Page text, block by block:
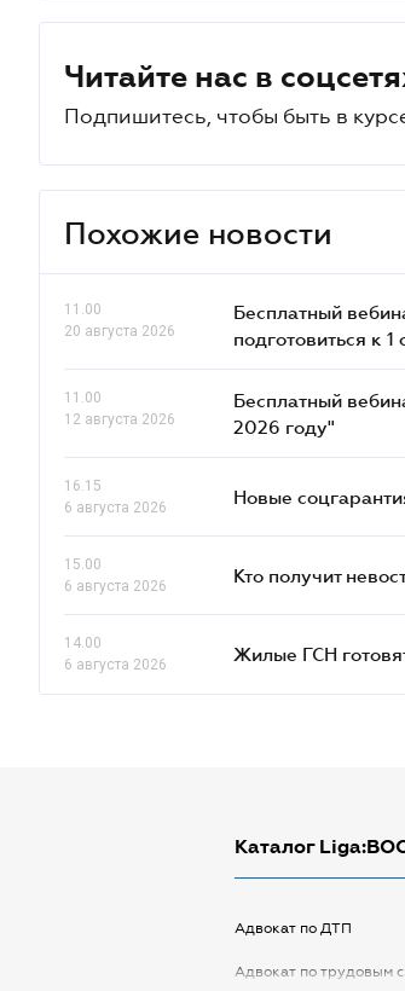
Читайте нас в
Подпишитесь, чтобы быть в
Похожие новости
11.00
20 августа 2026
Бесплатный
подготовиться к 1
11.00
12 августа 2026
Бесплатный
2026 году"
16.15
6 августа 2026
Новые
15.00
6 августа 2026
Кто получит
14.00
6 августа 2026
Жилые ГСН
Каталог
Адвокат по ДТП
Адвокат по трудовым